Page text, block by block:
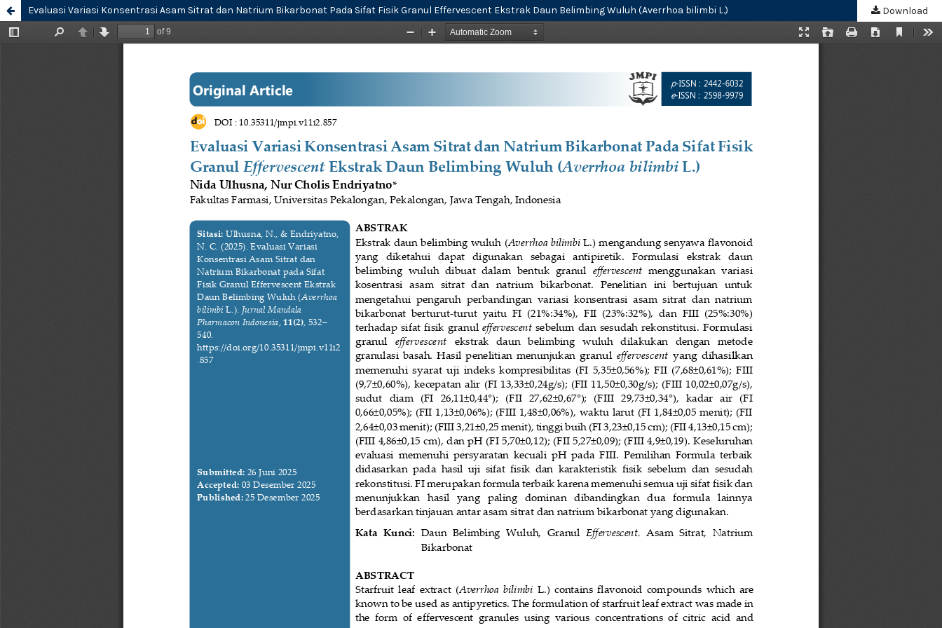
Evaluasi Variasi Konsentrasi Asam Sitrat dan Natrium Bikarbonat Pada Sifat Fisik Granul Effervescent Ekstrak Daun Belimbing Wuluh (Averrhoa bilimbi L.) Download